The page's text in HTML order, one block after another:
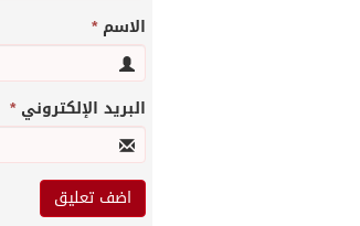
الاسم*
البريد الإلكتروني*